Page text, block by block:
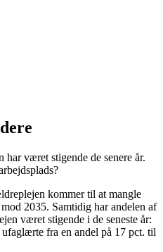
været stigende de senere år.
kommer til at mangle
2035. Samtidig har andelen af
været stigende i de seneste år:
fra en andel på 17 pct. til